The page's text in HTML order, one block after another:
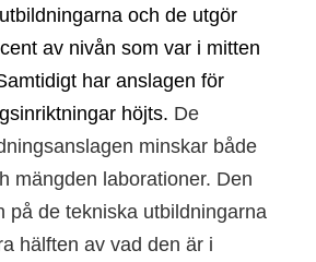
och de utgör
av nivån som var i mitten
har anslagen för
höjts. De
minskar både
mängden laborationer. Den
på de tekniska utbildningarna
hälften av vad den är i